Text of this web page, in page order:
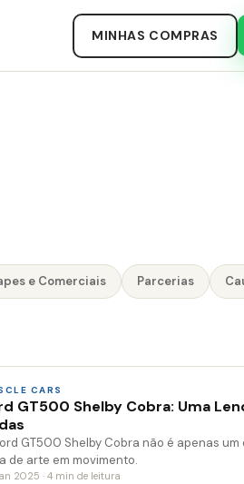
MINHAS COMPRAS
e Comerciais Parcerias
CARS
GT500 Shelby Cobra: Uma
GT500 Shelby Cobra não é apenas um
de arte em movimento.
2025 · 4 min de leitura